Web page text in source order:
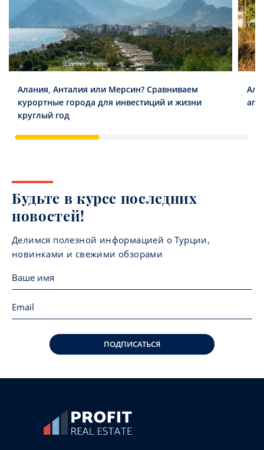
Алания, Анталия или Мерсин? Сравниваем
курортные города для инвестиций и жизни
круглый год
Будьте в курсе последних
новостей!
Делимся полезной информацией о Турции,
новинками и свежими обзорами
ПОДПИСАТЬСЯ